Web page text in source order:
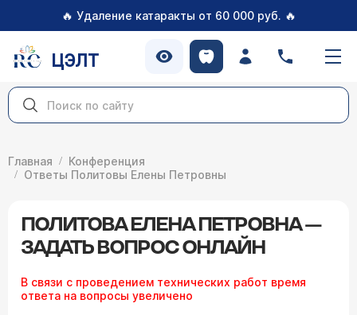
🔥 Удаление катаракты от 60 000 руб. 🔥
ЦЭЛТ
Главная
Конференция
Ответы Политовы Елены Петровны
ПОЛИТОВА ЕЛЕНА ПЕТРОВНА —
ЗАДАТЬ ВОПРОС ОНЛАЙН
В связи с проведением технических работ время
ответа на вопросы увеличено